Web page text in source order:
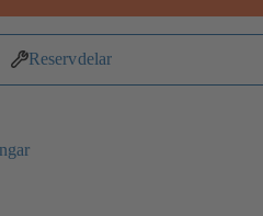
Reservdelar